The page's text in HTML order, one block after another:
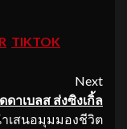
TIKTOK
Next
ดาเบลส ส่งซิงเกิ้ล
เสนอมุมมองชีวิต